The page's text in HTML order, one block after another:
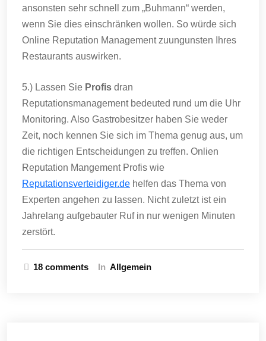
ansonsten sehr schnell zum „Buhmann“ werden,
wenn Sie dies einschränken wollen. So würde sich
Online Reputation Management zuungunsten Ihres
Restaurants auswirken.
5.) Lassen Sie Profis dran
Reputationsmanagement bedeuted rund um die Uhr
Monitoring. Also Gastrobesitzer haben Sie weder
Zeit, noch kennen Sie sich im Thema genug aus, um
die richtigen Entscheidungen zu treffen. Onlien
Reputation Mangement Profis wie
Reputationsverteidiger.de helfen das Thema von
Experten angehen zu lassen. Nicht zuletzt ist ein
Jahrelang aufgebauter Ruf in nur wenigen Minuten
zerstört.
18 comments In Allgemein